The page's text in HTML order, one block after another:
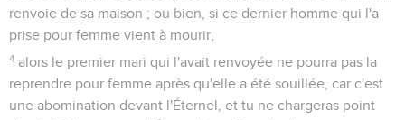
renvoie de sa maison ; ou bien, si ce dernier homme qui l'a
prise pour femme vient à mourir,
4 alors le premier mari qui l'avait renvoyée ne pourra pas la
reprendre pour femme après qu'elle a été souillée, car c'est
une abomination devant l'Éternel, et tu ne chargeras point